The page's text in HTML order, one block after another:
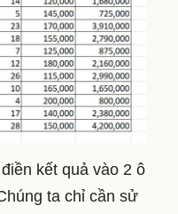
kết quả vào 2 ô
ta chỉ cần sử